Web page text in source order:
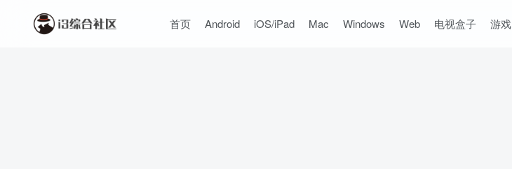
首页 Android iOS/iPad Mac Windows Web 电视盒子 游戏